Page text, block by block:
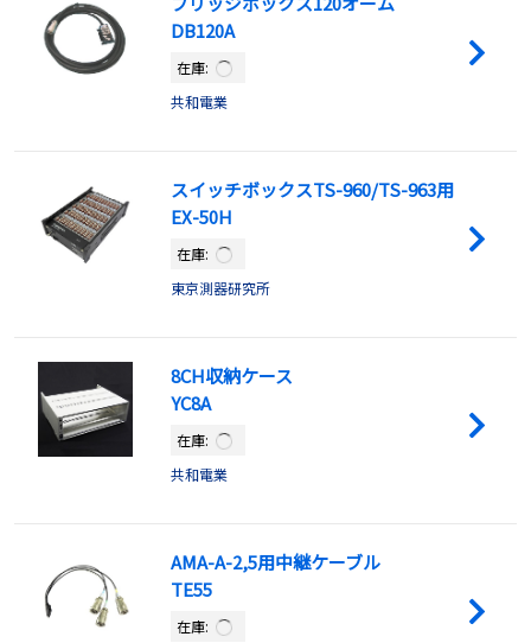
DB120A
在庫:
共和電業
スイッチボックスTS-960/TS-963用
EX-50H
在庫:
東京測器研究所
8CH収納ケース
YC8A
在庫:
共和電業
AMA-A-2,5用中継ケーブル
TE55
在庫: